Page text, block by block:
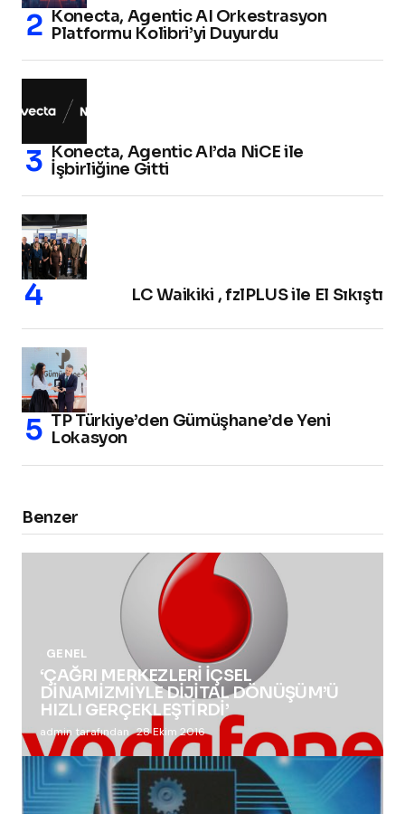
Konecta, Agentic AI Orkestrasyon
Platformu Kolibri’yi Duyurdu
Konecta, Agentic AI’da NiCE ile
İşbirliğine Gitti
LC Waikiki , fzlPLUS ile El Sıkıştı
TP Türkiye’den Gümüşhane’de Yeni
Lokasyon
Benzer
GENEL
‘ÇAĞRI MERKEZLERİ İÇSEL
DİNAMİZMİYLE DİJİTAL DÖNÜŞÜM’Ü
HIZLI GERÇEKLEŞTİRDİ’
admin tarafından 28 Ekim 2016